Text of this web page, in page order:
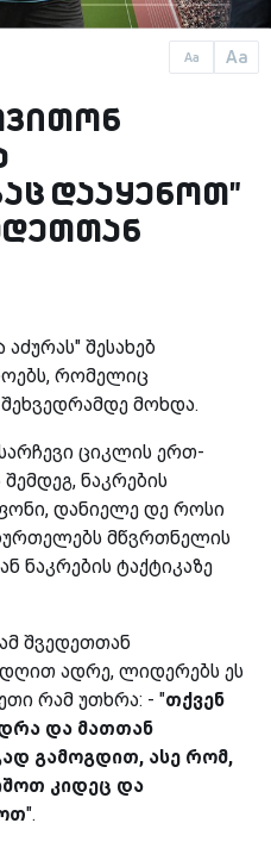
Aa Aa
დააყენოთ"
შესახებ
რომელიც
მოხდა.
ციკლის ერთ-
ნაკრების
დანიელე დე როსი
მწვრთნელის
ნაკრების ტაქტიკაზე
შვედეთთან
ადრე, ლიდერებს ეს
რამ უთხრა: - "თქვენ
და მათთან
გამოგდით, ასე რომ,
კიდეც და
".